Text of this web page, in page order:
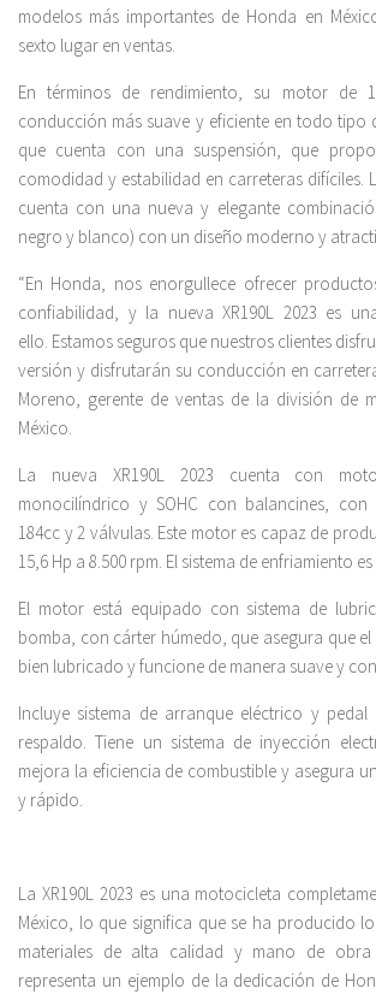
modelos más importantes de Honda en
sexto lugar en ventas.
En términos de rendimiento, su motor de
conducción más suave y eficiente en todo tipo
que cuenta con una suspensión, que
comodidad y estabilidad en carreteras difíciles.
cuenta con una nueva y elegante
negro y blanco) con un diseño moderno y
“En Honda, nos enorgullece ofrecer
confiabilidad, y la nueva XR190L 2023 es
ello. Estamos seguros que nuestros clientes
versión y disfrutarán su conducción en
Moreno, gerente de ventas de la división de
México.
La nueva XR190L 2023 cuenta con
monocilíndrico y SOHC con balancines, con
184cc y 2 válvulas. Este motor es capaz de
15,6 Hp a 8.500 rpm. El sistema de enfriamiento
El motor está equipado con sistema de
bomba, con cárter húmedo, que asegura que
bien lubricado y funcione de manera suave y
Incluye sistema de arranque eléctrico y
respaldo. Tiene un sistema de inyección
mejora la eficiencia de combustible y asegura
y rápido.
La XR190L 2023 es una motocicleta
México, lo que significa que se ha producido
materiales de alta calidad y mano de
representa un ejemplo de la dedicación de